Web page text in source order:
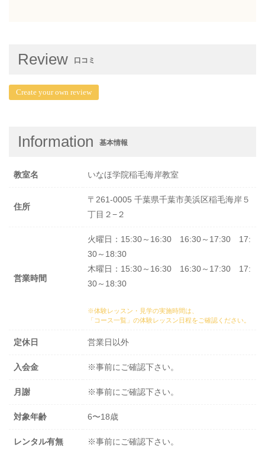
Review 口コミ
Create your own review
Information 基本情報
教室名 いなほ学院稲毛海岸教室
住所
〒261-0005 千葉県千葉市美浜区稲毛海岸５
丁目２−２
営業時間
火曜日：15:30～16:30 16:30～17:30 17:
30～18:30
木曜日：15:30～16:30 16:30～17:30 17:
30～18:30
※体験レッスン・見学の実施時間は、
「コース一覧」の体験レッスン日程をご確認ください。
定休日 営業日以外
入会金 ※事前にご確認下さい。
月謝 ※事前にご確認下さい。
対象年齢 6〜18歳
レンタル有無 ※事前にご確認下さい。